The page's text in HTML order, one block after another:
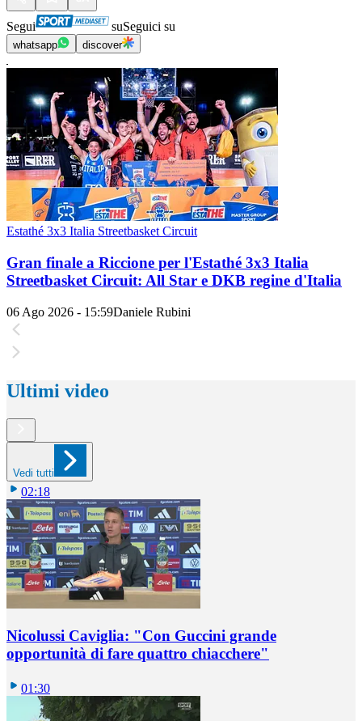
Segui suSeguici su
whatsapp discover
Estathé 3x3 Italia Streetbasket Circuit
Gran finale a Riccione per l'Estathé 3x3 Italia
Streetbasket Circuit: All Star e DKB regine d'Italia
06 Ago 2026 - 15:59Daniele Rubini
Ultimi video
Vedi tutti
02:18
Nicolussi Caviglia: "Con Guccini grande
opportunità di fare quattro chiacchere"
01:30